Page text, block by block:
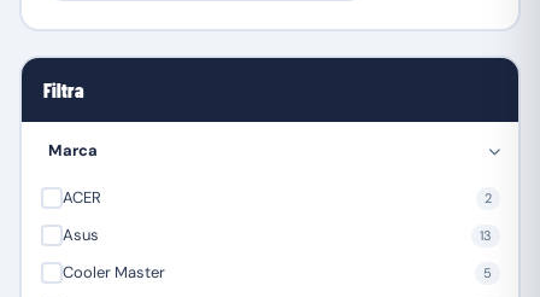
Filtra
Marca
ACER 2
Asus 13
Cooler Master 5